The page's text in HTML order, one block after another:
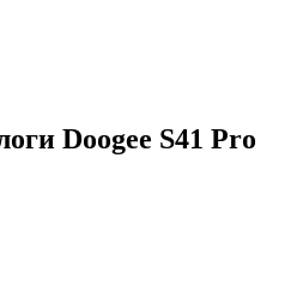
Doogee S41 Pro